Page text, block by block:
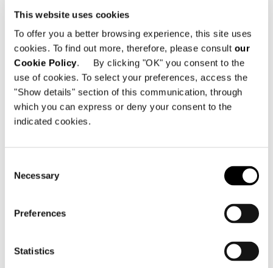
This website uses cookies
To offer you a better browsing experience, this site uses
cookies. To find out more, therefore, please consult our
Cookie Policy. By clicking "OK" you consent to the
use of cookies. To select your preferences, access the
"Show details" section of this communication, through
which you can express or deny your consent to the
indicated cookies.
Selection
Necessary
Preferences
Statistics